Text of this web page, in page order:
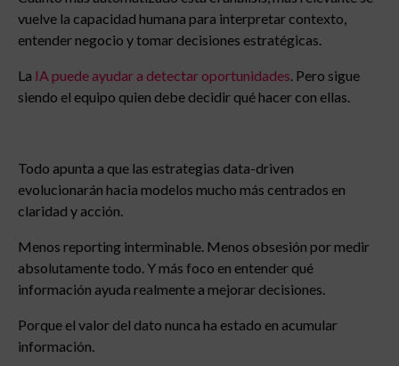
vuelve la capacidad humana para interpretar contexto,
entender negocio y tomar decisiones estratégicas.
La IA puede ayudar a detectar oportunidades . Pero sigue
siendo el equipo quien debe decidir qué hacer con ellas.
Todo apunta a que las estrategias data-driven
evolucionarán hacia modelos mucho más centrados en
claridad y acción.
Menos reporting interminable. Menos obsesión por medir
absolutamente todo. Y más foco en entender qué
información ayuda realmente a mejorar decisiones.
Porque el valor del dato nunca ha estado en acumular
información.